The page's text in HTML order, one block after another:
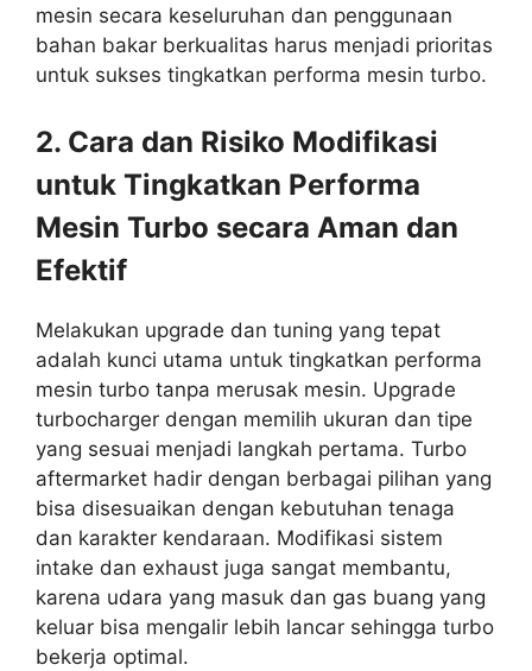
mesin secara keseluruhan dan penggunaan
bahan bakar berkualitas harus menjadi prioritas
untuk sukses tingkatkan performa mesin turbo.
2. Cara dan Risiko Modifikasi
untuk Tingkatkan Performa
Mesin Turbo secara Aman dan
Efektif
Melakukan upgrade dan tuning yang tepat
adalah kunci utama untuk tingkatkan performa
mesin turbo tanpa merusak mesin. Upgrade
turbocharger dengan memilih ukuran dan tipe
yang sesuai menjadi langkah pertama. Turbo
aftermarket hadir dengan berbagai pilihan yang
bisa disesuaikan dengan kebutuhan tenaga
dan karakter kendaraan. Modifikasi sistem
intake dan exhaust juga sangat membantu,
karena udara yang masuk dan gas buang yang
keluar bisa mengalir lebih lancar sehingga turbo
bekerja optimal.